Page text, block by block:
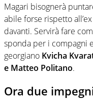
Magari bisognerà
abile forse rispetto
davanti. Servirà fare
sponda per i compagni
georgiano Kvicha
e Matteo Politano.
Ora due